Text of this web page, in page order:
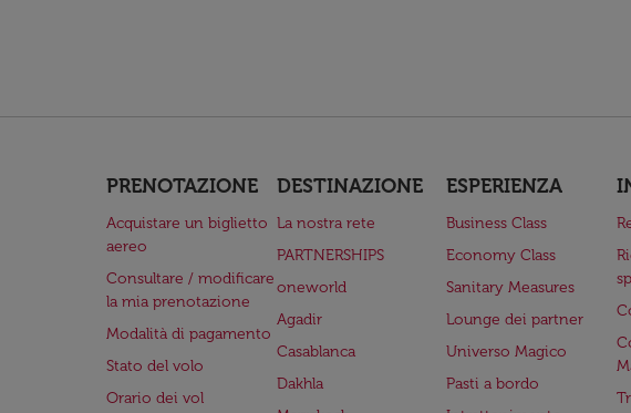
PRENOTAZIONE
Acquistare un biglietto
aereo
Consultare / modificare
la mia prenotazione
Modalità di pagamento
Stato del volo
Orario dei vol
DESTINAZIONE
La nostra rete
PARTNERSHIPS
oneworld
Agadir
Casablanca
Dakhla
ESPERIENZA
Business Class
Economy Class
Sanitary Measures
Lounge dei partner
Universo Magico
Pasti a bordo